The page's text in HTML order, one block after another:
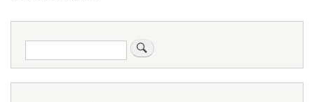
Keresés